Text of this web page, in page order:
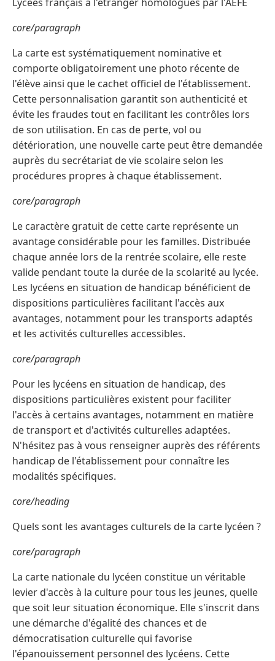
core/paragraph
La carte est systématiquement nominative et
comporte obligatoirement une photo récente de
l'élève ainsi que le cachet officiel de l'établissement.
Cette personnalisation garantit son authenticité et
évite les fraudes tout en facilitant les contrôles lors
de son utilisation. En cas de perte, vol ou
détérioration, une nouvelle carte peut être demandée
auprès du secrétariat de vie scolaire selon les
procédures propres à chaque établissement.
core/paragraph
Le caractère gratuit de cette carte représente un
avantage considérable pour les familles. Distribuée
chaque année lors de la rentrée scolaire, elle reste
valide pendant toute la durée de la scolarité au lycée.
Les lycéens en situation de handicap bénéficient de
dispositions particulières facilitant l'accès aux
avantages, notamment pour les transports adaptés
et les activités culturelles accessibles.
core/paragraph
Pour les lycéens en situation de handicap, des
dispositions particulières existent pour faciliter
l'accès à certains avantages, notamment en matière
de transport et d'activités culturelles adaptées.
N'hésitez pas à vous renseigner auprès des référents
handicap de l'établissement pour connaître les
modalités spécifiques.
core/heading
Quels sont les avantages culturels de la carte lycéen ?
core/paragraph
La carte nationale du lycéen constitue un véritable
levier d'accès à la culture pour tous les jeunes, quelle
que soit leur situation économique. Elle s'inscrit dans
une démarche d'égalité des chances et de
démocratisation culturelle qui favorise
l'épanouissement personnel des lycéens. Cette